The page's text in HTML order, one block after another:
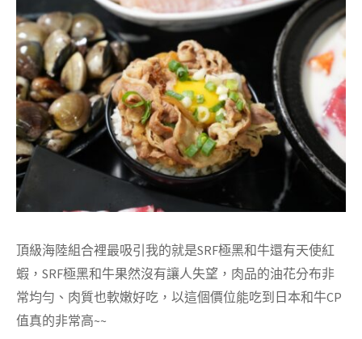
頂級海陸組合裡最吸引我的就是SRF極黑和牛還有天使紅
蝦，SRF極黑和牛果然沒有讓人失望，肉品的油花分布非
常均勻、肉質也軟嫩好吃，以這個價位能吃到日本和牛CP
值真的非常高~~